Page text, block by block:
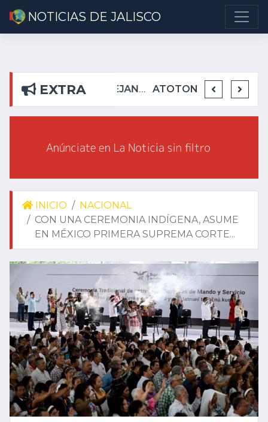
NOTICIAS DE JALISCO
EXTRA
DETIENEN EN TEUCHITLÁN A PRESUNTOS INTEGRANTES DE GRUPO DELICTIVO ATOTONILQUILLO INSEGURO Y AL VIRREY NO LE IMPORTA
INICIO
NACIONAL
CON UNA CEREMONIA INDÍGENA, ASUME
EN MÉXICO PRIMERA SUPREMA CORTE...